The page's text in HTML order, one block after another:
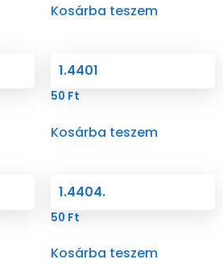
Kosárba teszem
1.4401
50 Ft
Kosárba teszem
1.4404.
50 Ft
Kosárba teszem